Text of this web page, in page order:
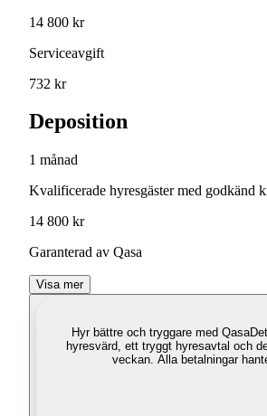
14 800 kr
Serviceavgift
732 kr
Deposition
1 månad
Kvalificerade hyresgäster med godkänd
14 800 kr
Garanterad av Qasa
Visa mer
Hyr bättre och tryggare med Qasa
hyresvärd, ett tryggt hyresavtal och
veckan. Alla betalningar